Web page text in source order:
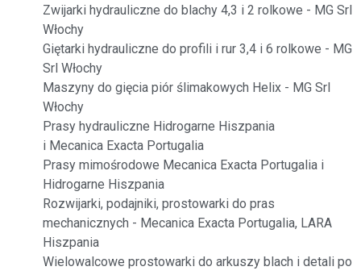
Zwijarki hydrauliczne do blachy 4,3 i 2 rolkowe - MG Srl
Włochy
Giętarki hydrauliczne do profili i rur 3,4 i 6 rolkowe - MG
Srl Włochy
Maszyny do gięcia piór ślimakowych Helix - MG Srl
Włochy
Prasy hydrauliczne Hidrogarne Hiszpania
i Mecanica Exacta Portugalia
Prasy mimośrodowe Mecanica Exacta Portugalia i
Hidrogarne Hiszpania
Rozwijarki, podajniki, prostowarki do pras
mechanicznych - Mecanica Exacta Portugalia, LARA
Hiszpania
Wielowalcowe prostowarki do arkuszy blach i detali po